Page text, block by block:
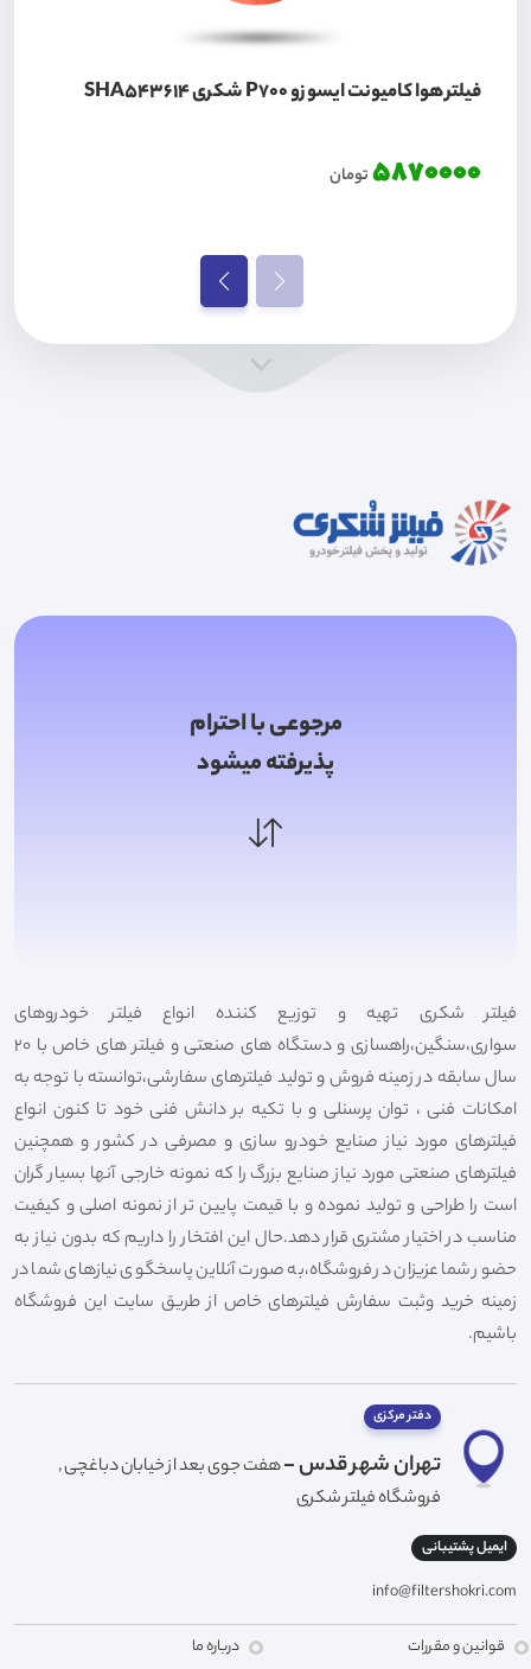
فیلتر هوا کامیونت ایسوزو P700 شکری SHA543614
5870000تومان
مرجوعی با احترام
پذیرفته میشود
فیلتر شکری تهیه و توزیع کننده انواع فیلتر خودروهای
سواری،سنگین،راهسازی و دستگاه های صنعتی و فیلتر های خاص با 20
سال سابقه در زمینه فروش و تولید فیلترهای سفارشی،توانسته با توجه به
امکانات فنی ، توان پرسنلی و با تکیه بر دانش فنی خود تا کنون انواع
فیلترهای مورد نیاز صنایع خودرو سازی و مصرفی در کشور و همچنین
فیلترهای صنعتی مورد نیاز صنایع بزرگ را که نمونه خارجی آنها بسیار گران
است را طراحی و تولید نموده و با قیمت پایین تر از نمونه اصلی و کیفیت
مناسب در اختیار مشتری قرار دهد.حال این افتخار را داریم که بدون نیاز به
حضور شما عزیزان در فروشگاه،به صورت آنلاین پاسخگوی نیازهای شما در
زمینه خرید وثبت سفارش فیلترهای خاص از طریق سایت این فروشگاه
باشیم.
دفتر مرکزی
تهران شهر قدس -هفت جوی بعد از خیابان دباغچی ,
فروشگاه فیلتر شکری
ایمیل پشتیبانی
info@filtershokri.com
قوانین و مقررات
درباره ما